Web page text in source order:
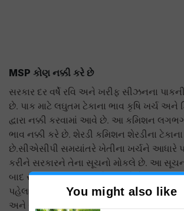
MSP કોણ નક્કી કરે છે
સરકાર દર વર્ષે રવિ અને ખરીફ સીઝનના
છે. પાક માટે લઘુતમ ટેકાના ભાવ કૃષિ ખર્ચ અને
દ્વારા નક્કી કરવામાં આવે છે. આ કમિશન લગભગ
ભાવ નક્કી કરે છે. શેરડી કમિશન શેરડીના
છે.સીએસીપી સમયાંતરે ખેતીના ખર્ચને આધારે
કરીને સરકારને તેના સૂચનો મોકલે છે. આ
બાદ સરકાર MSP ની જાહેરાત કરે છે.પાકની
પહેલા સરકાર કૃષિ ખર્ચ અને ભાવો માટેનું
અને રવિ સિઝનના પાકના આગમન પહેલા